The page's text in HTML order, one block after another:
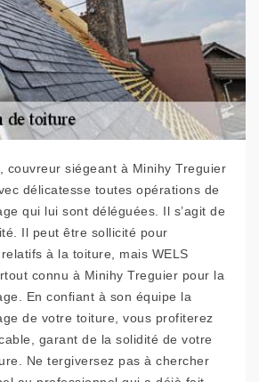
couvreur siégeant à Minihy Treguier
délicatesse toutes opérations de
qui lui sont déléguées. Il s’agit de
Il peut être sollicité pour
à la toiture, mais WELS
connu à Minihy Treguier pour la
En confiant à son équipe la
de votre toiture, vous profiterez
garant de la solidité de votre
Ne tergiversez pas à chercher